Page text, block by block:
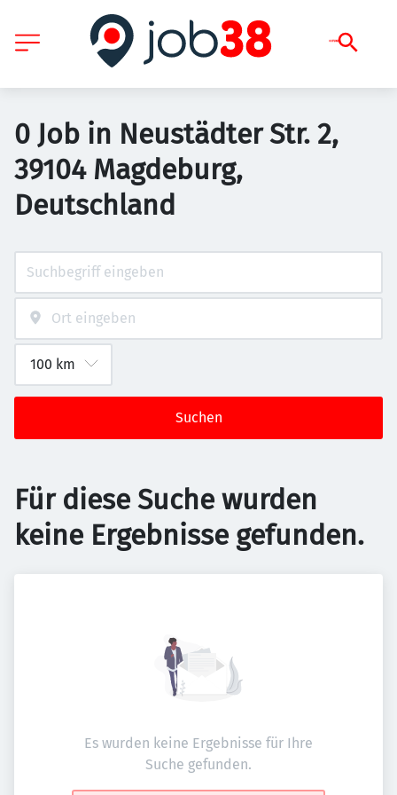
0 Job in Neustädter Str. 2,
39104 Magdeburg,
Deutschland
Suchen
Für diese Suche wurden
keine Ergebnisse gefunden.
Es wurden keine Ergebnisse für Ihre
Suche gefunden.